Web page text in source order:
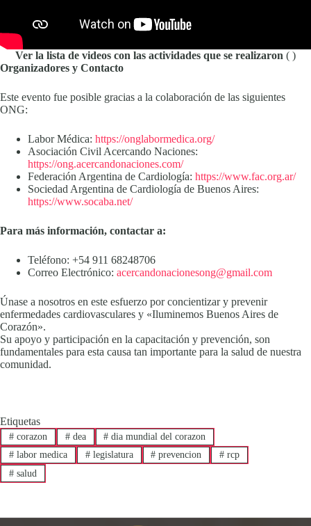
Ver la lista de videos con las actividades que se realizaron ( )
Organizadores y Contacto
Este evento fue posible gracias a la colaboración de las siguientes
ONG:
Labor Médica: https://onglabormedica.org/
Asociación Civil Acercando Naciones:
https://ong.acercandonaciones.com/
Federación Argentina de Cardiología: https://www.fac.org.ar/
Sociedad Argentina de Cardiología de Buenos Aires:
https://www.socaba.net/
Para más información, contactar a:
Teléfono: +54 911 68248706
Correo Electrónico: acercandonacionesong@gmail.com
Únase a nosotros en este esfuerzo por concientizar y prevenir
enfermedades cardiovasculares y «Iluminemos Buenos Aires de
Corazón».
Su apoyo y participación en la capacitación y prevención, son
fundamentales para esta causa tan importante para la salud de nuestra
comunidad.
Etiquetas
#corazon #dea # dia mundial del corazon
#labor medica #legislatura # prevencion # rcp
#salud